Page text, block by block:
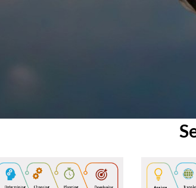
Digitalizarea cursurilor